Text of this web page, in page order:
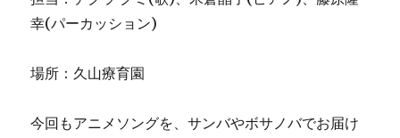
幸(パーカッション)
場所：久山療育園
今回もアニメソングを、サンバやボサノバでお届け